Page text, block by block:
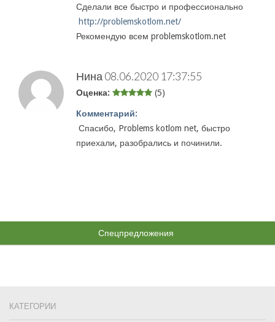
Сделали все быстро и профессионально
http://problemskotlom.net/
Рекомендую всем problemskotlom.net
Нина 08.06.2020 17:37:55
Оценка: (5)
Комментарий:
Спасибо, Problems kotlom net, быстро
приехали, разобрались и починили.
Спецпредложения
КАТЕГОРИИ